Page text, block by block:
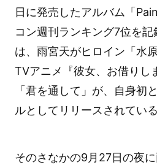
日に発売したアルバム「
コン週刊ランキング7位を
は、雨宮天がヒロイン「水
TVアニメ『彼女、お借りし
「君を通して」が、自身初
ルとしてリリースされている
そのさなかの9月27日の夜